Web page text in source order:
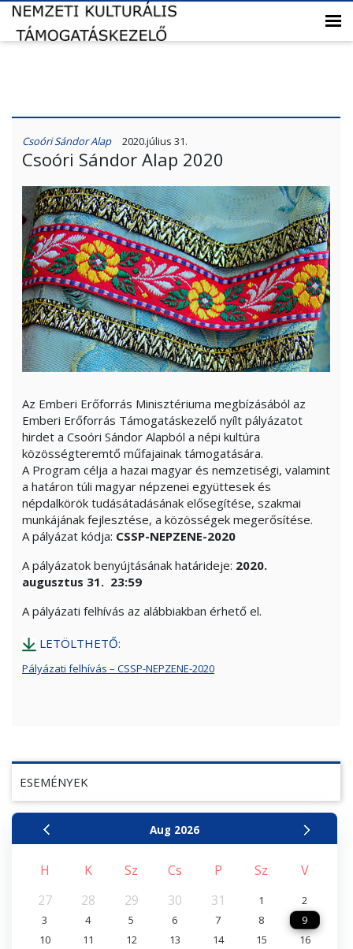
ESEMÉNYEK
Aug 2026
H K Sz Cs P Sz
V
27
28 29 30 31 1
2
3
4 5 6 7 8
9
10
11 12 13 14 15
16
Csoóri Sándor Alap 2020.július 31.
Csoóri Sándor Alap 2020
Az Emberi Erőforrás Minisztériuma megbízásából az
Emberi Erőforrás Támogatáskezelő nyílt pályázatot
hirdet a Csoóri Sándor Alapból a népi kultúra
közösségteremtő műfajainak támogatására.
A Program célja a hazai magyar és nemzetiségi, valamint
a határon túli magyar népzenei együttesek és
népdalkörök tudásátadásának elősegítése, szakmai
munkájának fejlesztése, a közösségek megerősítése.
A pályázat kódja: CSSP-NEPZENE-2020
A pályázatok benyújtásának határideje: 2020.
augusztus 31. 23:59
A pályázati felhívás az alábbiakban érhető el.
LETÖLTHETŐ:
Pályázati felhívás – CSSP-NEPZENE-2020